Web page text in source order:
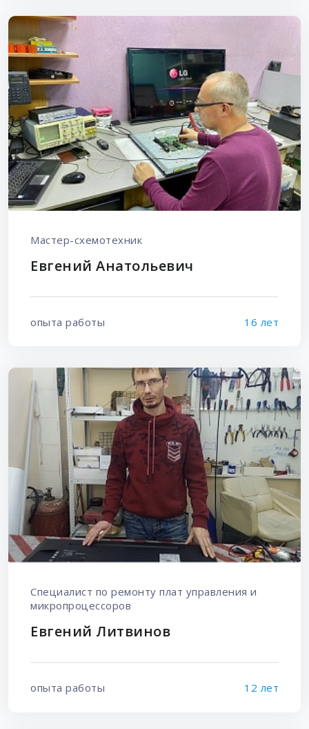
Мастер-схемотехник
Евгений Анатольевич
опыта работы 16 лет
Специалист по ремонту плат управления и
микропроцессоров
Евгений Литвинов
опыта работы 12 лет